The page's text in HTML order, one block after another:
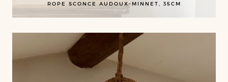
ROPE SCONCE AUDOUX-MINNET, 35CM